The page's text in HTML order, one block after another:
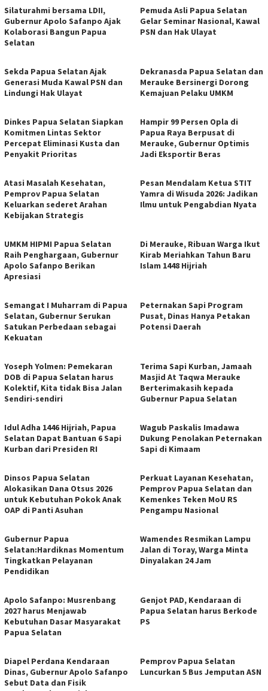
Silaturahmi bersama LDII,
Gubernur Apolo Safanpo Ajak
Kolaborasi Bangun Papua
Selatan
Pemuda Asli Papua Selatan
Gelar Seminar Nasional, Kawal
PSN dan Hak Ulayat
Sekda Papua Selatan Ajak
Generasi Muda Kawal PSN dan
Lindungi Hak Ulayat
Dekranasda Papua Selatan dan
Merauke Bersinergi Dorong
Kemajuan Pelaku UMKM
Dinkes Papua Selatan Siapkan
Komitmen Lintas Sektor
Percepat Eliminasi Kusta dan
Penyakit Prioritas
Hampir 99 Persen Opla di
Papua Raya Berpusat di
Merauke, Gubernur Optimis
Jadi Eksportir Beras
Atasi Masalah Kesehatan,
Pemprov Papua Selatan
Keluarkan sederet Arahan
Kebijakan Strategis
Pesan Mendalam Ketua STIT
Yamra di Wisuda 2026: Jadikan
Ilmu untuk Pengabdian Nyata
UMKM HIPMI Papua Selatan
Raih Penghargaan, Gubernur
Apolo Safanpo Berikan
Apresiasi
Di Merauke, Ribuan Warga Ikut
Kirab Meriahkan Tahun Baru
Islam 1448 Hijriah
Semangat I Muharram di Papua
Selatan, Gubernur Serukan
Satukan Perbedaan sebagai
Kekuatan
Peternakan Sapi Program
Pusat, Dinas Hanya Petakan
Potensi Daerah
Yoseph Yolmen: Pemekaran
DOB di Papua Selatan harus
Kolektif, Kita tidak Bisa Jalan
Sendiri-sendiri
Terima Sapi Kurban, Jamaah
Masjid At Taqwa Merauke
Berterimakasih kepada
Gubernur Papua Selatan
Idul Adha 1446 Hijriah, Papua
Selatan Dapat Bantuan 6 Sapi
Kurban dari Presiden RI
Wagub Paskalis Imadawa
Dukung Penolakan Peternakan
Sapi di Kimaam
Dinsos Papua Selatan
Alokasikan Dana Otsus 2026
untuk Kebutuhan Pokok Anak
OAP di Panti Asuhan
Perkuat Layanan Kesehatan,
Pemprov Papua Selatan dan
Kemenkes Teken MoU RS
Pengampu Nasional
Gubernur Papua
Selatan:Hardiknas Momentum
Tingkatkan Pelayanan
Pendidikan
Wamendes Resmikan Lampu
Jalan di Toray, Warga Minta
Dinyalakan 24 Jam
Apolo Safanpo: Musrenbang
2027 harus Menjawab
Kebutuhan Dasar Masyarakat
Papua Selatan
Genjot PAD, Kendaraan di
Papua Selatan harus Berkode
PS
Diapel Perdana Kendaraan
Dinas, Gubernur Apolo Safanpo
Sebut Data dan Fisik
Pemprov Papua Selatan
Luncurkan 5 Bus Jemputan ASN